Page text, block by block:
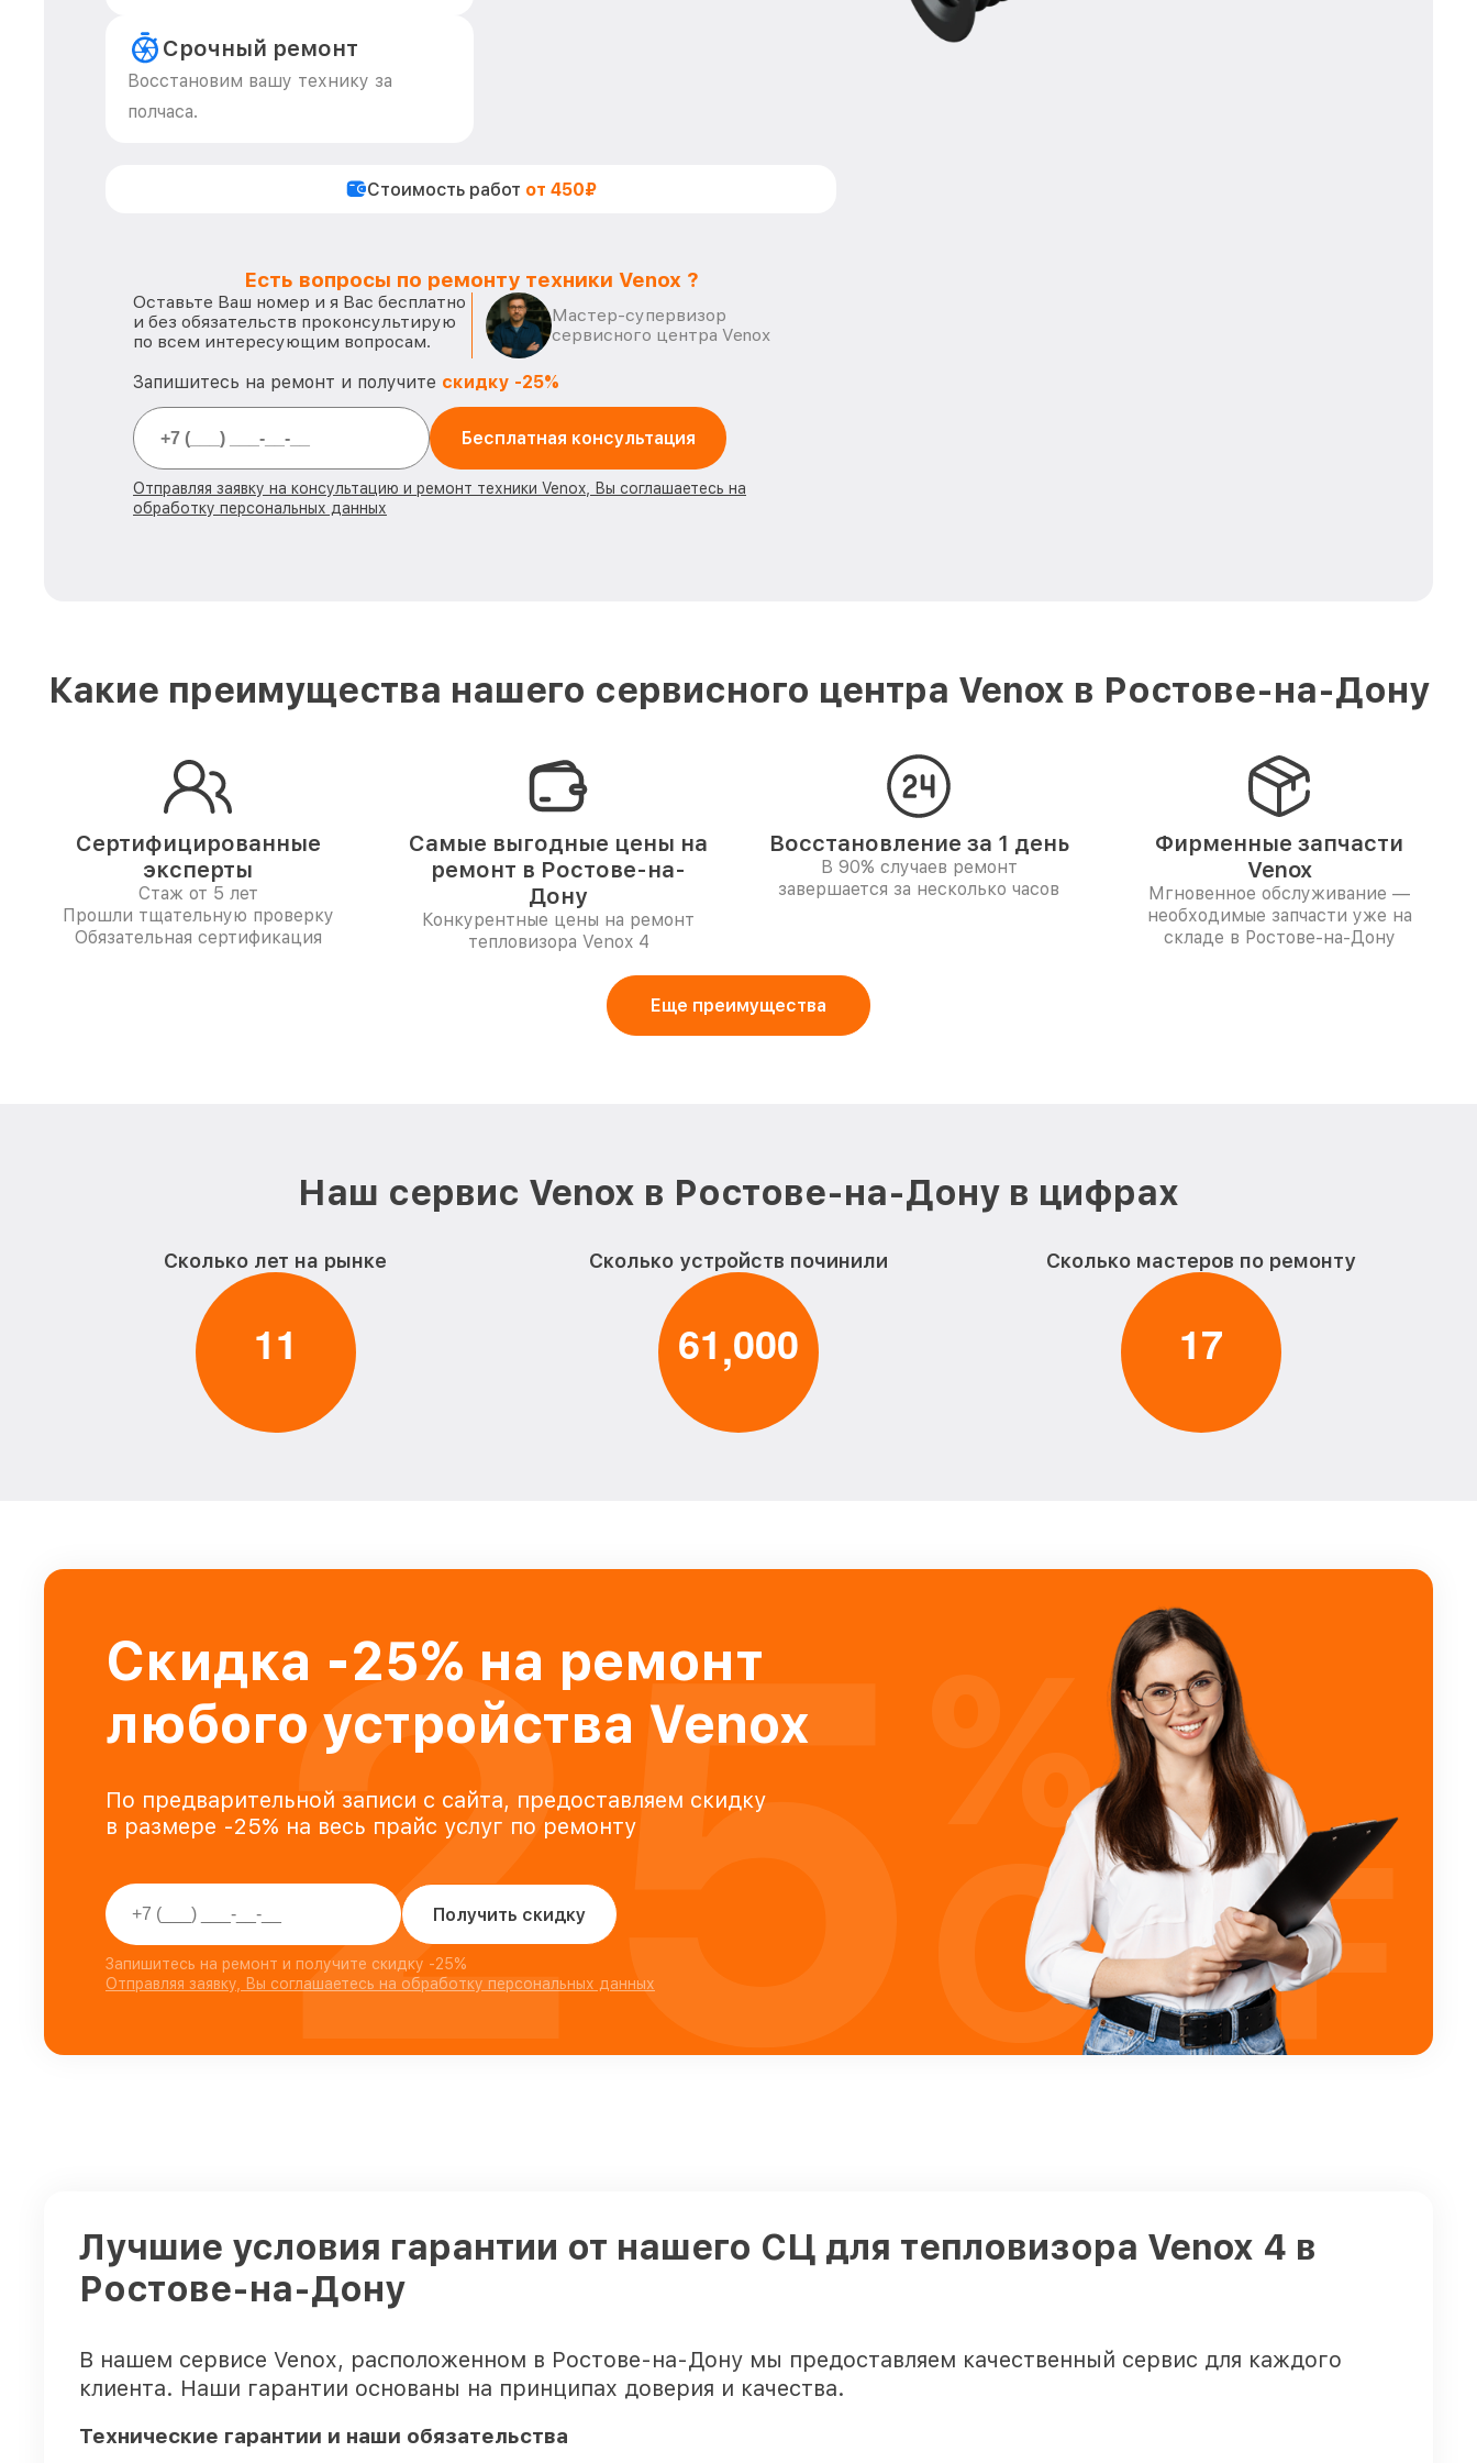
Срочный ремонт
Восстановим вашу технику за
полчаса.
Стоимость работ от 450₽
Есть вопросы по ремонту техники Venox ?
Оставьте Ваш номер и я Вас бесплатно
и без обязательств проконсультирую
по всем интересующим вопросам.
Мастер-супервизор
сервисного центра Venox
Запишитесь на ремонт и получите скидку -25%
Бесплатная консультация
Отправляя заявку на консультацию и ремонт техники Venox, Вы соглашаетесь на
обработку персональных данных
Какие преимущества нашего сервисного центра Venox в Ростове-на-Дону
Сертифицированные
эксперты
Стаж от 5 лет
Прошли тщательную проверку
Обязательная сертификация
Самые выгодные цены на
ремонт в Ростове-на-
Дону
Конкурентные цены на ремонт
тепловизора Venox 4
Восстановление за 1 день
В 90% случаев ремонт
завершается за несколько часов
Фирменные запчасти
Venox
Мгновенное обслуживание —
необходимые запчасти уже на
складе в Ростове-на-Дону
Еще преимущества
Наш сервис Venox в Ростове-на-Дону в цифрах
Сколько лет на рынке
11
Сколько устройств починили
61,000
Сколько мастеров по ремонту
17
Скидка -25% на ремонт
любого устройства Venox
По предварительной записи с сайта, предоставляем скидку
в размере -25% на весь прайс услуг по ремонту
Получить скидку
Запишитесь на ремонт и получите скидку -25%
Отправляя заявку, Вы соглашаетесь на обработку персональных данных
25 %
OFF
Лучшие условия гарантии от нашего СЦ для тепловизора Venox 4 в
Ростове-на-Дону
В нашем сервисе Venox, расположенном в Ростове-на-Дону мы предоставляем качественный сервис для каждого
клиента. Наши гарантии основаны на принципах доверия и качества.
Технические гарантии и наши обязательства